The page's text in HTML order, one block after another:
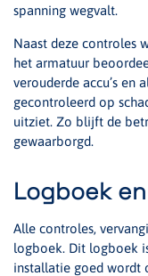
spanning wegvalt.
Naast deze controles
het armatuur
verouderde accu’s en
gecontroleerd op
uitziet. Zo blijft de
gewaarborgd.
Logboek
Alle controles,
logboek. Dit logboek
installatie goed wordt